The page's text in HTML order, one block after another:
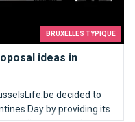
BRUXELLES TYPIQUE
ideas in
decided to
Day by providing its